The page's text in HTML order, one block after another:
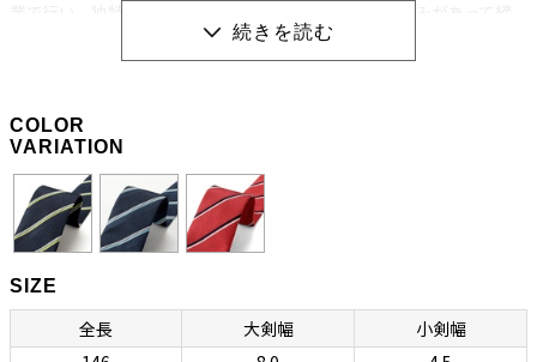
めやすく、やわらかいのに緩まないネクタイに仕上げられています。
クタイを形作る重要な要素です。
職人の手作業と独特の縫製法によって生み出される
「極上の締め心地」
ネクタイの良し悪しを左右する“作り”ですが、ボレッリの品なので全
幅の信頼が置けます。自社のシャツに合わせるためのネクタイを用意
COLOR
VARIATION
SIZE
全長 大剣幅
小剣幅